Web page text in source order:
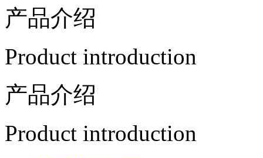
产品介绍
Product introduction
产品介绍
Product introduction